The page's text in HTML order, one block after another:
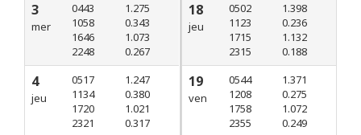
3
mer
0443
1058
1646
2248
1.275
0.343
1.073
0.267
4
jeu
0517
1134
1720
2321
1.247
0.380
1.021
0.317
18
jeu
0502
1123
1715
2315
1.398
0.236
1.132
0.188
19
ven
0544
1208
1758
2355
1.371
0.275
1.072
0.249